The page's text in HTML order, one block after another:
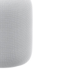
了
解
HomePod<